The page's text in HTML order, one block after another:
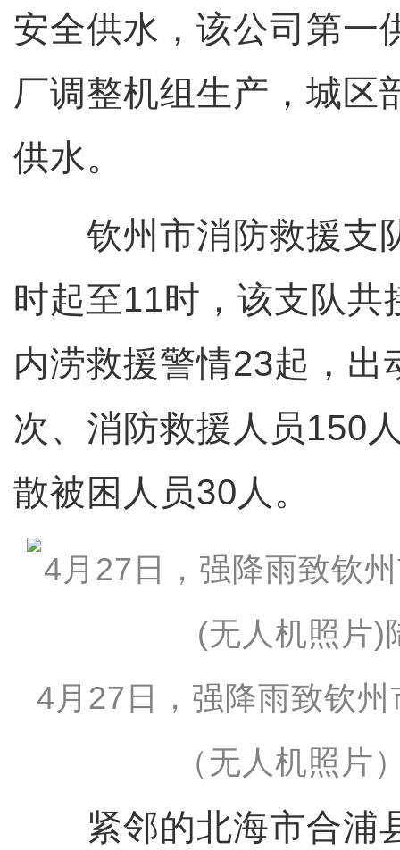
安全供水，该公司第一
厂调整机组生产，城区
供水。
钦州市消防救援支
时起至11时，该支队共
内涝救援警情23起，出
次、消防救援人员150
散被困人员30人。
4月27日，强降雨致钦
（无人机照片
紧邻的北海市合浦